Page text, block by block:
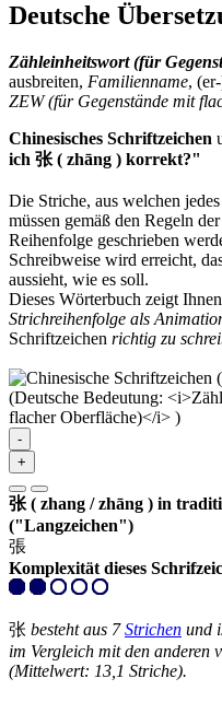
Deutsche
Zähleinheitswort (für
ausbreiten, Familienname,
ZEW (für Gegenstände mit
Chinesisches Schriftzeichen
ich 张 ( zhāng ) korrekt?"
Die Striche, aus welchen
müssen gemäß den Regeln
Reihenfolge geschrieben
Schreibweise wird erreicht,
aussieht, wie es soll.
Dieses Wörterbuch zeigt
Strichreihenfolge als
Schriftzeichen richtig zu
-
+
张 ( zhang / zhāng ) in
("Langzeichen")
張
Komplexität dieses
张 besteht aus 7Strichen und
im Vergleich mit den anderen
(Mittelwert: 13,1 Striche).